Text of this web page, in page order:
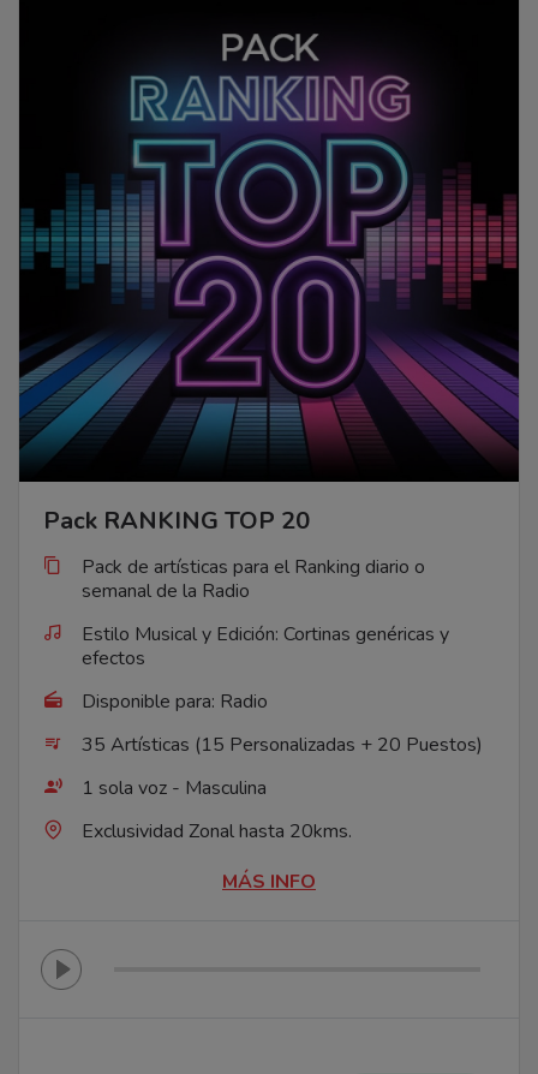
Pack RANKING TOP 20
Pack de artísticas para el Ranking diario o
semanal de la Radio
Estilo Musical y Edición: Cortinas genéricas y
efectos
Disponible para: Radio
35 Artísticas (15 Personalizadas + 20 Puestos)
1 sola voz - Masculina
Exclusividad Zonal hasta 20kms.
MÁS INFO